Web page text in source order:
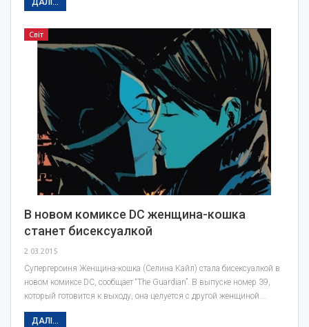
ДАЛІ...
Світ
В новом комиксе DC женщина-кошка
станет бисексуалкой
2.03.2015
Супергероиня Женщина-кошка (Селина Кайл) стала бисексуалкой в
новом комиксе DC, сообщает “The Guardian”. В выпуске номер 39,
который готовится к выходу, она целуется с другой женщиной.…
ДАЛІ...